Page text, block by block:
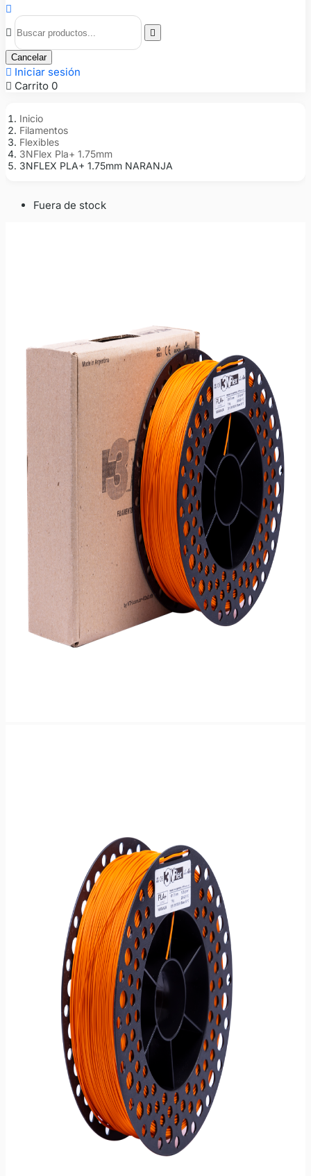



Cancelar
 Iniciar sesión
 Carrito 0
Inicio
Filamentos
Flexibles
3NFlex Pla+ 1.75mm
3NFLEX PLA+ 1.75mm NARANJA
Fuera de stock